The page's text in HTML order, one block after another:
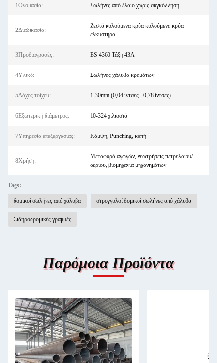
1Ονομασία: Σωλήνες από έλαιο χωρίς συγκόλληση
2Διαδικασία:
Ζεστά κυλούμενα κρύα κυλούμενα κρύα
ελκυστήρα
3Προδιαγραφές: BS 4360 Τάξη 43A
4Υλικό: Σωλήνας χάλυβα κραμάτων
5Δάχος τοίχου: 1-30mm (0,04 ίντσες - 0,78 ίντσες)
6Εξωτερική διάμετρος: 10-324 χιλιοστά
7Υπηρεσία επεξεργασίας: Κάμψη, Punching, κοπή
8Χρήση:
Μεταφορά αγωγών, γεωτρήσεις πετρελαίου/
αερίου, βιομηχανία μηχανημάτων
Tags:
δομικοί σωλήνες από χάλυβα στρογγυλοί δομικοί σωλήνες από χάλυβα
Σιδηροδρομικές γραμμές
Παρόμοια Προϊόντα